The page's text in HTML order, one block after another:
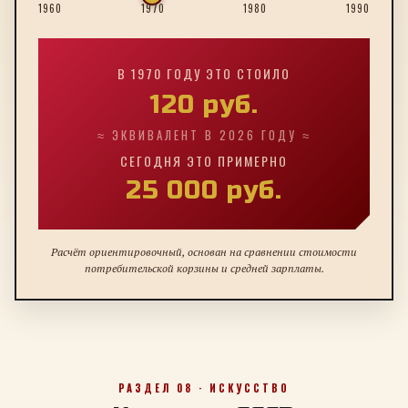
1960 1970 1980 1990
В 1970 ГОДУ ЭТО СТОИЛО
120 руб.
≈ ЭКВИВАЛЕНТ В 2026 ГОДУ ≈
СЕГОДНЯ ЭТО ПРИМЕРНО
25 000 руб.
Расчёт ориентировочный, основан на сравнении стоимости
потребительской корзины и средней зарплаты.
РАЗДЕЛ 08 · ИСКУССТВО